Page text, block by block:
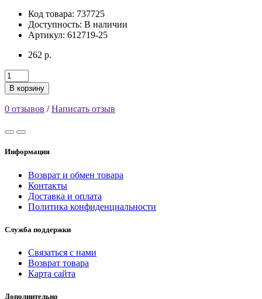
Код товара: 737725
Доступность: В наличии
Артикул: 612719-25
262 р.
В корзину
0 отзывов /Написать отзыв
Информация
Возврат и обмен товара
Контакты
Доставка и оплата
Политика конфиденциальности
Служба поддержки
Связаться с нами
Возврат товара
Карта сайта
Дополнительно